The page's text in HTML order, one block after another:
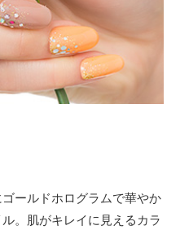
ールドホログラムで華やか
。肌がキレイに見えるカラ